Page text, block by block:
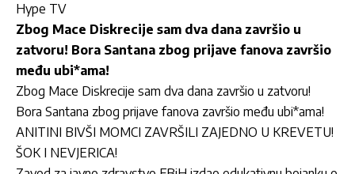
Hype TV
Zbog Mace Diskrecije sam dva dana završio u
zatvoru! Bora Santana zbog prijave fanova završio
među ubi*ama!
Zbog Mace Diskrecije sam dva dana završio u zatvoru!
Bora Santana zbog prijave fanova završio među ubi*ama!
ANITINI BIVŠI MOMCI ZAVRŠILI ZAJEDNO U KREVETU!
ŠOK I NEVJERICA!